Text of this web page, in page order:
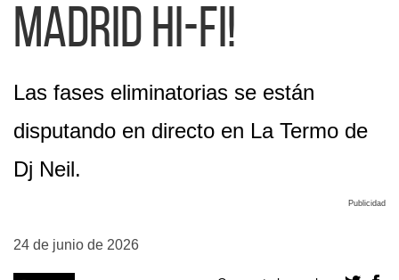
Madrid Hi-fi!
Las fases eliminatorias se están
disputando en directo en La Termo de
Dj Neil.
Publicidad
24 de junio de 2026